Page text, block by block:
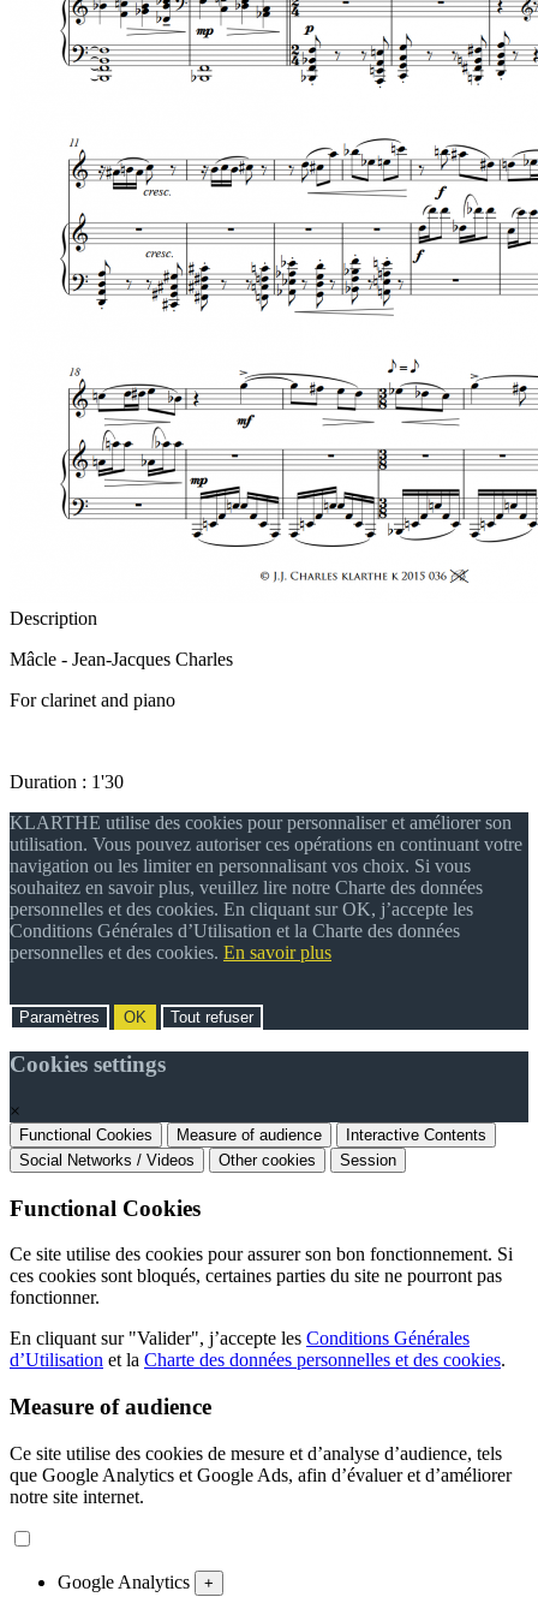
Description
Mâcle - Jean-Jacques Charles
For clarinet and piano
Duration : 1'30
KLARTHE utilise des cookies pour personnaliser et améliorer son
utilisation. Vous pouvez autoriser ces opérations en continuant votre
navigation ou les limiter en personnalisant vos choix. Si vous
souhaitez en savoir plus, veuillez lire notre Charte des données
personnelles et des cookies. En cliquant sur OK, j’accepte les
Conditions Générales d’Utilisation et la Charte des données
personnelles et des cookies. En savoir plus
Paramètres OK Tout refuser
Cookies settings
×
Functional Cookies Measure of audience
Interactive Contents
Social Networks / Videos
Other cookies Session
Functional Cookies
Ce site utilise des cookies pour assurer son bon fonctionnement. Si
ces cookies sont bloqués, certaines parties du site ne pourront pas
fonctionner.
En cliquant sur "Valider", j’accepte les Conditions Générales
d’Utilisation et la Charte des données personnelles et des cookies.
Measure of audience
Ce site utilise des cookies de mesure et d’analyse d’audience, tels
que Google Analytics et Google Ads, afin d’évaluer et d’améliorer
notre site internet.
Google Analytics +